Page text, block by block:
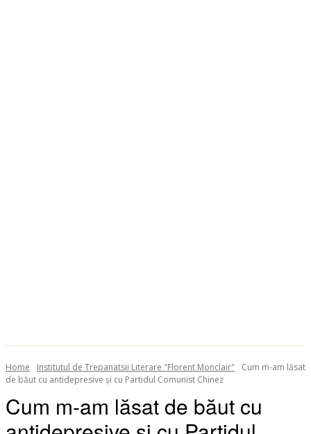
Home Institutul de Trepanatsii Literare "Florent Monclair"
Cum m-am lăsat
de băut cu antidepresive și cu Partidul Comunist Chinez
Cum m-am lăsat de băut cu